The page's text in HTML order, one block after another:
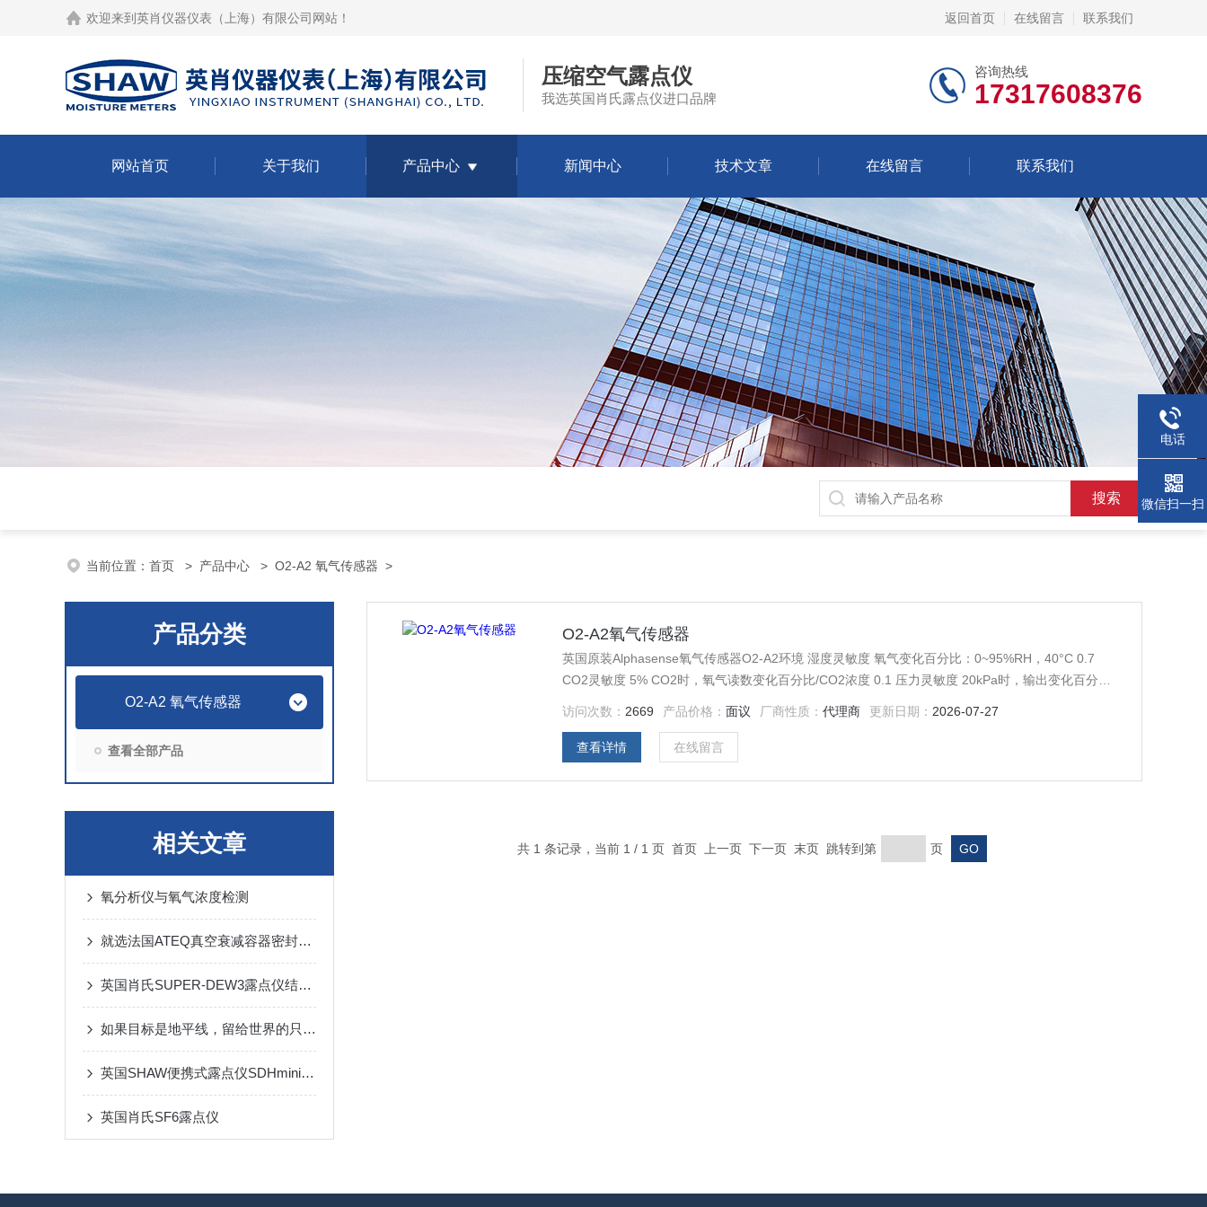
欢迎来到 英肖仪器仪表（上海）有限公司网站 ！ 返回首页 在线留言 联系我们
压缩空气露点仪
我选英国肖氏露点仪进口品牌
咨询热线
17317608376
网站首页 关于我们 产品中心 新闻中心 技术文章 在线留言 联系我们
当前位置： 首页 > 产品中心 > O2-A2 氧气传感器 >
产品分类
O2-A2 氧气传感器
查看全部产品
相关文章
氧分析仪与氧气浓度检测
就选法国ATEQ真空衰减容器密封完整性测试仪F58OO-MR
英国肖氏SUPER-DEW3露点仪结构紧凑, 适合于台式或面板安装
如果目标是地平线，留给世界的只能是背影。
英国SHAW便携式露点仪SDHmini-EX：氢冷发电机组绝缘安全的“湿度守卫者”
英国肖氏SF6露点仪
O2-A2氧气传感器
英国原装Alphasense氧气传感器O2-A2环境 湿度灵敏度 氧气变化百分比：0~95%RH，40°C 0.7
CO2灵敏度 5% CO2时，氧气读数变化百分比/CO2浓度 0.1 压力灵敏度 20kPa时，输出变化百分比/
访问次数： 2669 产品价格：面议 厂商性质：代理商 更新日期： 2026-07-27
查看详情 在线留言
共 1 条记录，当前 1 / 1 页 首页 上一页 下一页 末页 跳转到第 页
电话
微信扫一扫